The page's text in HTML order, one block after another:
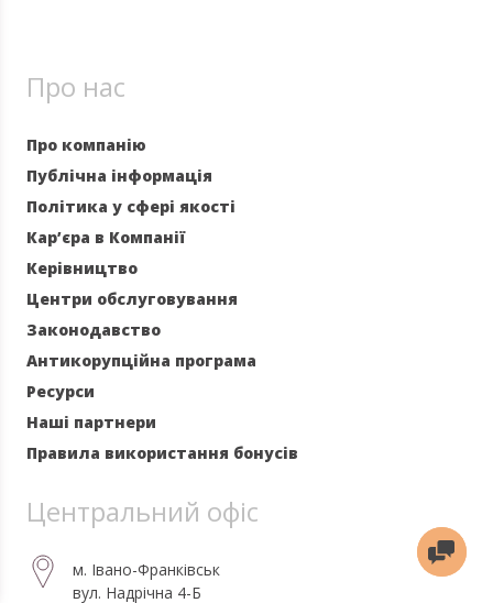
Про нас
Про компанію
Публічна інформація
Політика у сфері якості
Кар’єра в Компанії
Керівництво
Центри обслуговування
Законодавство
Антикорупційна програма
Ресурси
Наші партнери
Правила використання бонусів
Центральний офіс
м. Івано-Франківськ
вул. Надрічна 4-Б